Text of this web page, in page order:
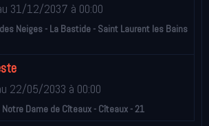
31/12/2037 à 00:00
Neiges - La Bastide - Saint Laurent les Bains
22/05/2033 à 00:00
Dame de Cîteaux - Cîteaux - 21